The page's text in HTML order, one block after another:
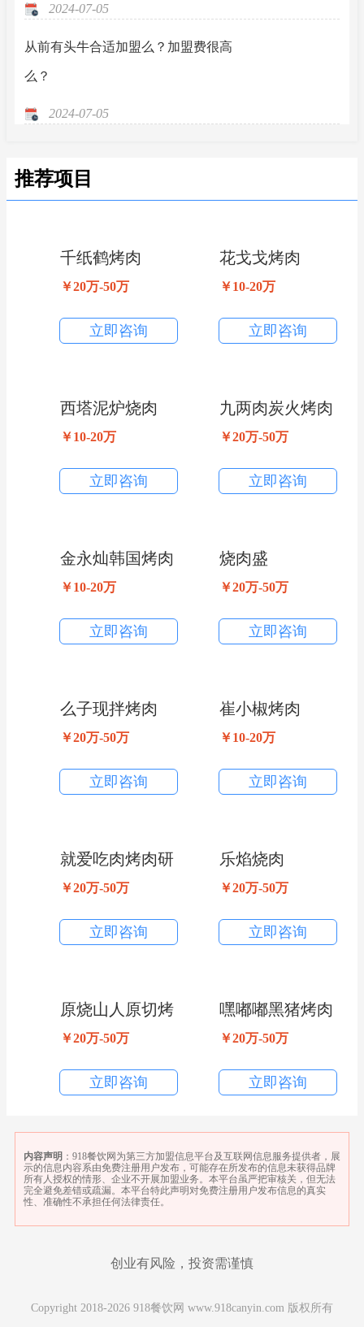
2024-07-05
从前有头牛合适加盟么？加盟费很高
么？
2024-07-05
推荐项目
千纸鹤烤肉
￥20万-50万
立即咨询
花戈戈烤肉
￥10-20万
立即咨询
西塔泥炉烧肉
￥10-20万
立即咨询
九两肉炭火烤肉
￥20万-50万
立即咨询
金永灿韩国烤肉
￥10-20万
立即咨询
烧肉盛
￥20万-50万
立即咨询
么子现拌烤肉
￥20万-50万
立即咨询
崔小椒烤肉
￥10-20万
立即咨询
就爱吃肉烤肉研
究所
￥20万-50万
立即咨询
乐焰烧肉
￥20万-50万
立即咨询
原烧山人原切烤
肉
￥20万-50万
立即咨询
嘿嘟嘟黑猪烤肉
￥20万-50万
立即咨询
内容声明 ：918餐饮网为第三方加盟信息平台及互联网信息服务提供者，展
示的信息内容系由免费注册用户发布，可能存在所发布的信息未获得品牌
所有人授权的情形、企业不开展加盟业务。本平台虽严把审核关，但无法
完全避免差错或疏漏。本平台特此声明对免费注册用户发布信息的真实
性、准确性不承担任何法律责任。
创业有风险，投资需谨慎
Copyright 2018-2026 918餐饮网 www.918canyin.com 版权所有